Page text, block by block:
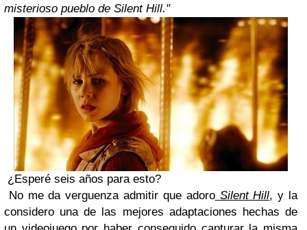
misterioso pueblo de Silent Hill."
¿Esperé seis años para esto?
No me da verguenza admitir que adoroSilent Hill, y la
considero una de las mejores adaptaciones hechas de